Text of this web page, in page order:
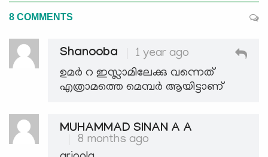
8 COMMENTS
Shanooba
1 year ago
ഉമർ റ ഇസ്ലാമിലേക്കു വന്നെത്
എത്രാമത്തെ മെമ്പർ ആയിട്ടാണ്
MUHAMMAD SINAN A A
8 months ago